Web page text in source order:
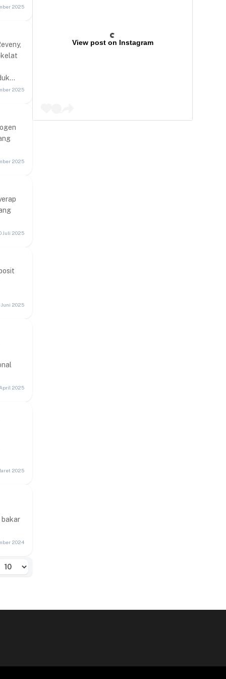
2025
2025
2025
Juli 2025
Juni 2025
2025
2025
bakar
2024
View post on Instagram